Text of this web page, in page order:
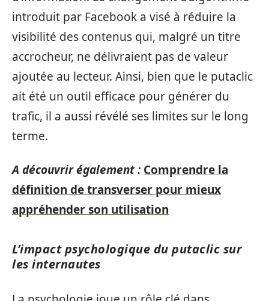
introduit par Facebook a visé à réduire la
visibilité des contenus qui, malgré un titre
accrocheur, ne délivraient pas de valeur
ajoutée au lecteur. Ainsi, bien que le putaclic
ait été un outil efficace pour générer du
trafic, il a aussi révélé ses limites sur le long
terme.
A découvrir également : Comprendre la
définition de transverser pour mieux
appréhender son utilisation
L’impact psychologique du putaclic sur
les internautes